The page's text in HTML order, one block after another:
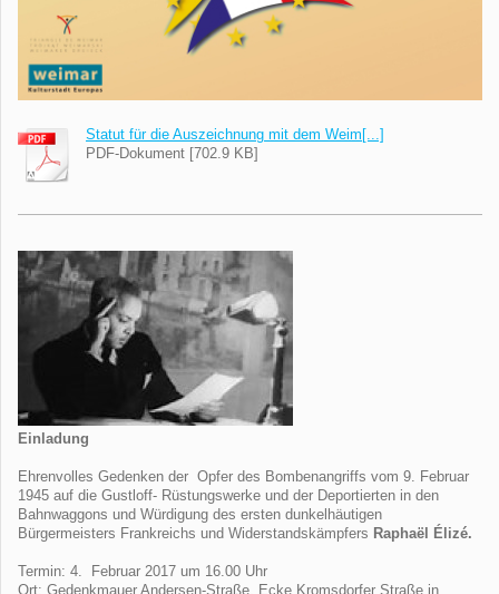
Statut für die Auszeichnung mit dem Weim[...]
PDF-Dokument [702.9 KB]
Einladung
Ehrenvolles Gedenken der Opfer des Bombenangriffs vom 9. Februar
1945 auf die Gustloff- Rüstungswerke und der Deportierten in den
Bahnwaggons und Würdigung des ersten dunkelhäutigen
Bürgermeisters Frankreichs und Widerstandskämpfers Raphaël Élizé.
Termin: 4. Februar 2017 um 16.00 Uhr
Ort: Gedenkmauer Andersen-Straße, Ecke Kromsdorfer Straße in